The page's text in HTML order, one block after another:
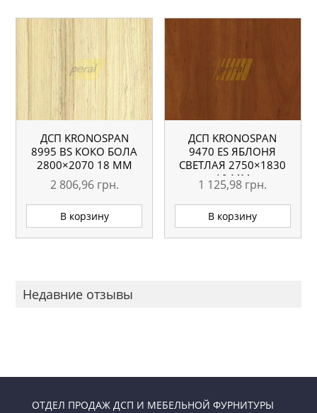
ДСП KRONOSPAN
8995 ВS КОКО БОЛА
2800×2070 18 ММ
2 806,96 грн.
В корзину
ДСП KRONOSPAN
9470 ES ЯБЛОНЯ
СВЕТЛАЯ 2750×1830
10 ММ
1 125,98 грн.
В корзину
Недавние отзывы
ОТДЕЛ ПРОДАЖ ДСП И МЕБЕЛЬНОЙ ФУРНИТУРЫ